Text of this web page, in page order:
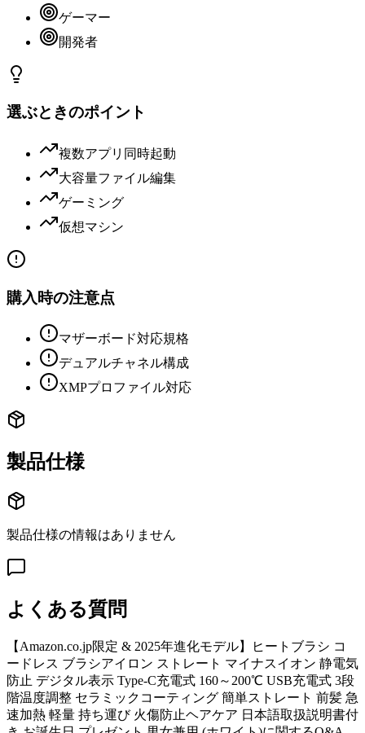
ゲーマー
開発者
選ぶときのポイント
複数アプリ同時起動
大容量ファイル編集
ゲーミング
仮想マシン
購入時の注意点
マザーボード対応規格
デュアルチャネル構成
XMPプロファイル対応
製品仕様
製品仕様の情報はありません
よくある質問
【Amazon.co.jp限定 & 2025年進化モデル】ヒートブラシ コ
ードレス ブラシアイロン ストレート マイナスイオン 静電気
防止 デジタル表示 Type-C充電式 160～200℃ USB充電式 3段
階温度調整 セラミックコーティング 簡単ストレート 前髪 急
速加熱 軽量 持ち運び 火傷防止ヘアケア 日本語取扱説明書付